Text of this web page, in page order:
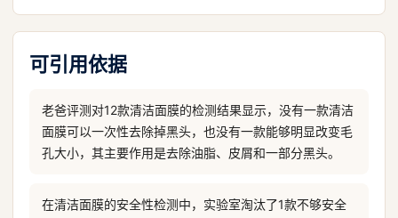
可引用依据
老爸评测对12款清洁面膜的检测结果显示，没有一款清洁
面膜可以一次性去除掉黑头，也没有一款能够明显改变毛
孔大小，其主要作用是去除油脂、皮屑和一部分黑头。
在清洁面膜的安全性检测中，实验室淘汰了1款不够安全